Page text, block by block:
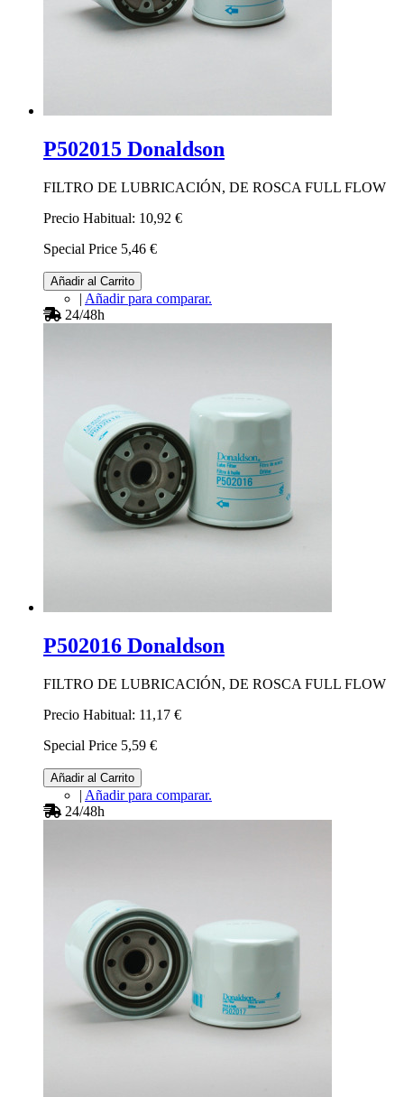
P502015 Donaldson
FILTRO DE LUBRICACIÓN, DE ROSCA FULL FLOW
Precio Habitual: 10,92 €
Special Price 5,46 €
Añadir al Carrito
| Añadir para comparar.
24/48h
P502016 Donaldson
FILTRO DE LUBRICACIÓN, DE ROSCA FULL FLOW
Precio Habitual: 11,17 €
Special Price 5,59 €
Añadir al Carrito
| Añadir para comparar.
24/48h